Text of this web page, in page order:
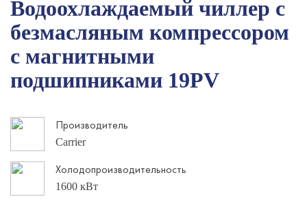
Водоохлаждаемый чиллер с
безмасляным компрессором
с магнитными
подшипниками 19PV
Производитель
Carrier
Холодопроизводительность
1600 кВт